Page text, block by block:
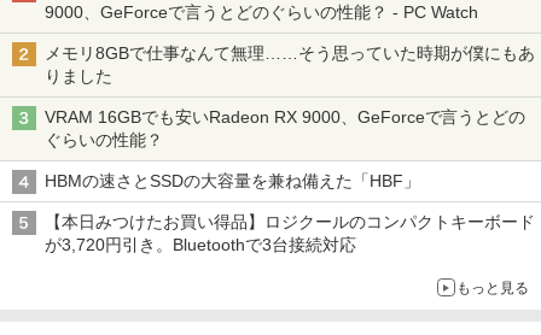
9000、GeForceで言うとどのぐらいの性能？ - PC Watch
メモリ8GBで仕事なんて無理……そう思っていた時期が僕にもあ
りました
VRAM 16GBでも安いRadeon RX 9000、GeForceで言うとどの
ぐらいの性能？
HBMの速さとSSDの大容量を兼ね備えた「HBF」
【本日みつけたお買い得品】ロジクールのコンパクトキーボード
が3,720円引き。Bluetoothで3台接続対応
もっと見る